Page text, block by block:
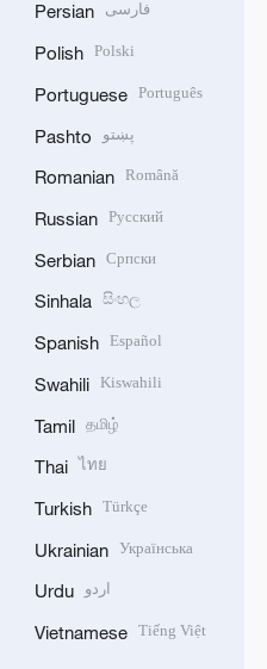
Persian فارسی
Polish Polski
Portuguese Português
Pashto پښتو
Romanian Română
Russian Русский
Serbian Српски
Sinhala සිංහල
Spanish Español
Swahili Kiswahili
Tamil தமிழ்
Thai ไทย
Turkish Türkçe
Ukrainian Українська
Urdu اردو
Vietnamese Tiếng Việt